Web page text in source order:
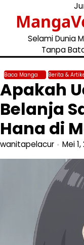
content
Selami Dunia
Tanpa
Baca Manga Berita &
Apakah
Belanja
Hana di
wanitapelacur Mei